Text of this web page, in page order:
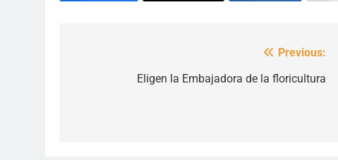
Previous:
Eligen la Embajadora de la floricultura